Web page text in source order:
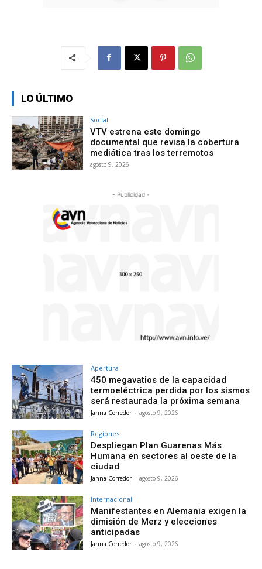
LO ÚLTIMO
Social
VTV estrena este domingo
documental que revisa la cobertura
mediática tras los terremotos
agosto 9, 2026
- Publicidad -
Apertura
450 megavatios de la capacidad
termoeléctrica perdida por los sismos
será restaurada la próxima semana
Janna Corredor - agosto 9, 2026
Regiones
Despliegan Plan Guarenas Más
Humana en sectores al oeste de la
ciudad
Janna Corredor - agosto 9, 2026
Internacional
Manifestantes en Alemania exigen la
dimisión de Merz y elecciones
anticipadas
Janna Corredor - agosto 9, 2026